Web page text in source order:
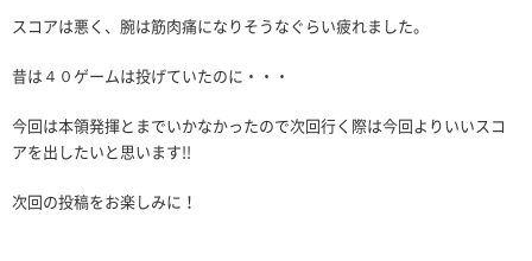
スコアは悪く、腕は筋肉痛になりそうなぐらい疲れました。
昔は４０ゲームは投げていたのに・・・
今回は本領発揮とまでいかなかったので次回行く際は今回よりいいスコ
アを出したいと思います!!
次回の投稿をお楽しみに！